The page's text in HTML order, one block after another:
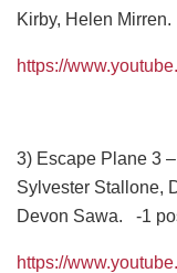
Kirby, Helen
https://
3) Escape Plane 3
Sylvester Stallone,
Devon Sawa. -1
https://